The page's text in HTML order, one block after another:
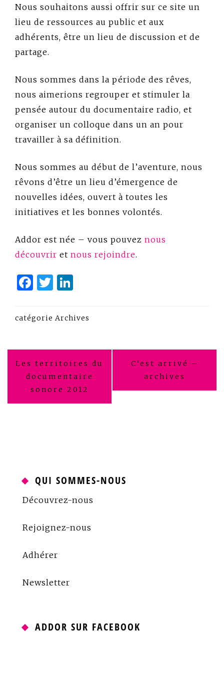
Nous souhaitons aussi offrir sur ce site un
lieu de ressources au public et aux
adhérents, être un lieu de discussion et de
partage.
Nous sommes dans la période des rêves,
nous aimerions regrouper et stimuler la
pensée autour du documentaire radio, et
organiser un colloque dans un an pour
travailler à sa définition.
Nous sommes au début de l’aventure, nous
rêvons d’être un lieu d’émergence de
nouvelles idées, ouvert à toutes les
initiatives et les bonnes volontés.
Addor est née – vous pouvez nous
découvrir et nous rejoindre.
Facebook
Twitter
catégorie Archives
Navigation
l’article
Les territoires du
documentaire
sonore 2012
C’est arrivé –
archives
QUI SOMMES-NOUS
Découvrez-nous
Rejoignez-nous
Adhérer
Newsletter
ADDOR SUR FACEBOOK